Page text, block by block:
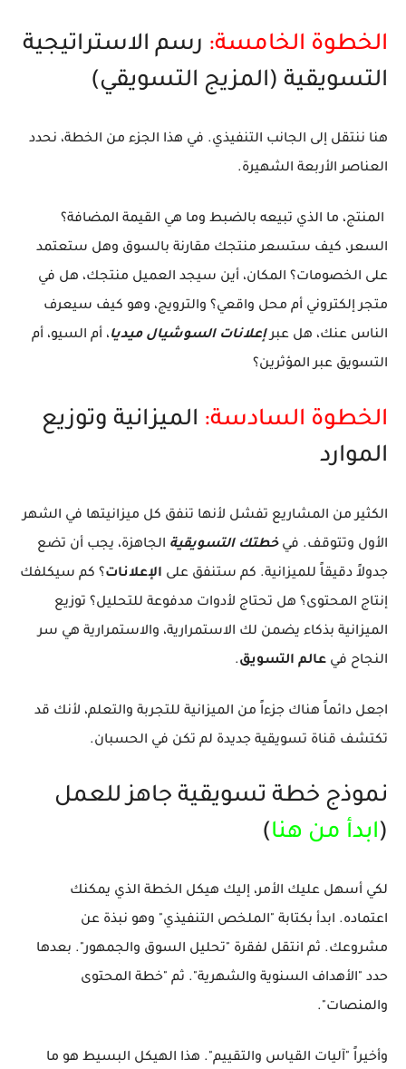
الخطوة الخامسة: رسم الاستراتيجية
التسويقية (المزيج التسويقي)
هنا ننتقل إلى الجانب التنفيذي. في هذا الجزء من الخطة، نحدد
العناصر الأربعة الشهيرة.
المنتج، ما الذي تبيعه بالضبط وما هي القيمة المضافة؟
السعر، كيف ستسعر منتجك مقارنة بالسوق وهل ستعتمد
على الخصومات؟ المكان، أين سيجد العميل منتجك، هل في
متجر إلكتروني أم محل واقعي؟ والترويج، وهو كيف سيعرف
الناس عنك، هل عبرإعلانات السوشيال ميديا، أم السيو، أم
التسويق عبر المؤثرين؟
الخطوة السادسة: الميزانية وتوزيع
الموارد
الكثير من المشاريع تفشل لأنها تنفق كل ميزانيتها في الشهر
الأول وتتوقف. فيخطتك التسويقية الجاهزة، يجب أن تضع
جدولاً دقيقاً للميزانية. كم ستنفق على الإعلانات؟ كم سيكلفك
إنتاج المحتوى؟ هل تحتاج لأدوات مدفوعة للتحليل؟ توزيع
الميزانية بذكاء يضمن لك الاستمرارية، والاستمرارية هي سر
النجاح في عالم التسويق.
اجعل دائماً هناك جزءاً من الميزانية للتجربة والتعلم، لأنك قد
تكتشف قناة تسويقية جديدة لم تكن في الحسبان.
نموذج خطة تسويقية جاهز للعمل
(ابدأ من هنا)
لكي أسهل عليك الأمر، إليك هيكل الخطة الذي يمكنك
اعتماده. ابدأ بكتابة "الملخص التنفيذي" وهو نبذة عن
مشروعك. ثم انتقل لفقرة "تحليل السوق والجمهور". بعدها
حدد "الأهداف السنوية والشهرية". ثم "خطة المحتوى
والمنصات".
وأخيراً "آليات القياس والتقييم". هذا الهيكل البسيط هو ما